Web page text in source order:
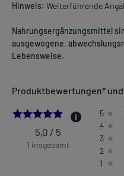
Hinweis: Weiterführende
Nahrungsergänzungsmittel
ausgewogene,
Lebensweise.
Produktbewertungen*
5.0
5,0 / 5
1 insgesamt
5
4
3
2
1